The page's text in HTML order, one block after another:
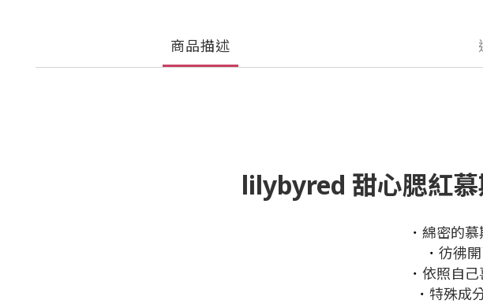
商品描述
lilybyred 甜心腮紅
・ 綿密的
・ 彷彿
・ 依照自
・ 特殊成